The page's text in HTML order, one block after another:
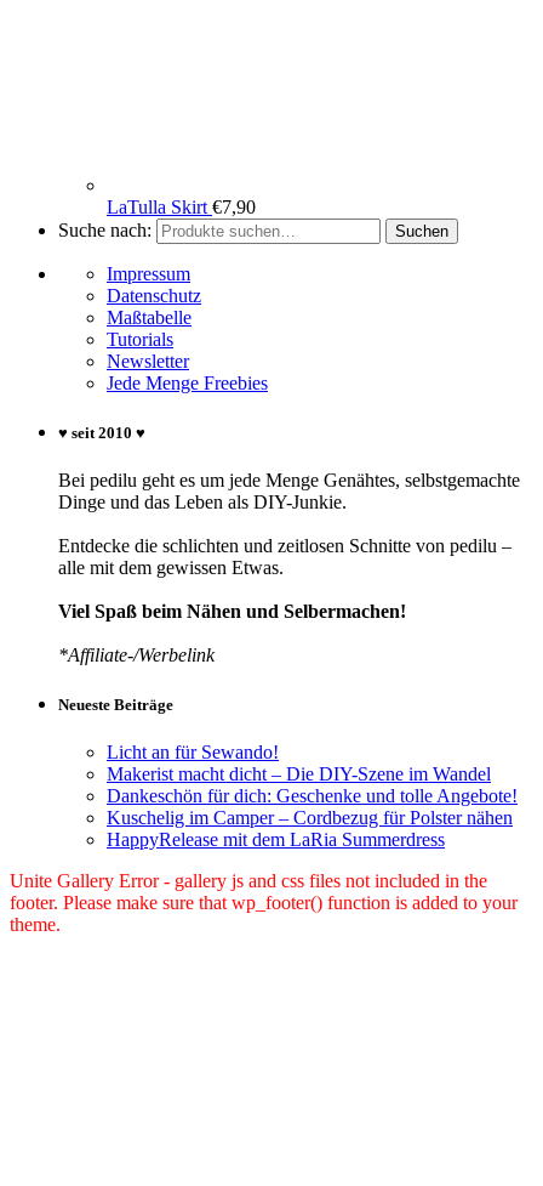
LaTulla Skirt €7,90
Suche nach:
Suchen
Impressum
Datenschutz
Maßtabelle
Tutorials
Newsletter
Jede Menge Freebies
♥ seit 2010 ♥
Bei pedilu geht es um jede Menge Genähtes, selbstgemachte
Dinge und das Leben als DIY-Junkie.
Entdecke die schlichten und zeitlosen Schnitte von pedilu –
alle mit dem gewissen Etwas.
Viel Spaß beim Nähen und Selbermachen!
*Affiliate-/Werbelink
Neueste Beiträge
Licht an für Sewando!
Makerist macht dicht – Die DIY-Szene im Wandel
Dankeschön für dich: Geschenke und tolle Angebote!
Kuschelig im Camper – Cordbezug für Polster nähen
HappyRelease mit dem LaRia Summerdress
Unite Gallery Error - gallery js and css files not included in the
footer. Please make sure that wp_footer() function is added to your
theme.